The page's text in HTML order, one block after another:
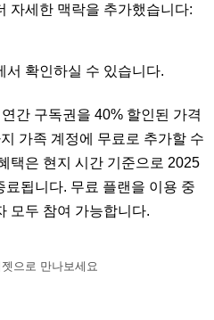
자세한 맥락을 추가했습니다:
서 확인하실 수 있습니다.
간 구독권을 40% 할인된 가격
가족 계정에 무료로 추가할 수
택은 현지 시간 기준으로 2025
됩니다. 무료 플랜을 이용 중
모두 참여 가능합니다.
으로 만나보세요